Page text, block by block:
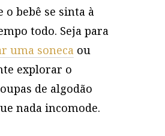
o bebê se sinta à
todo. Seja para
uma soneca ou
explorar o
de algodão
nada incomode.